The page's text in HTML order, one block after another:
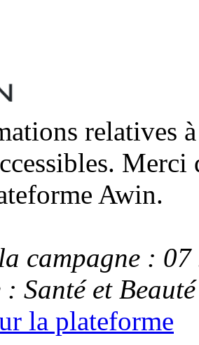
relatives
Awin.
campagne :
Santé et Beauté
la plateforme